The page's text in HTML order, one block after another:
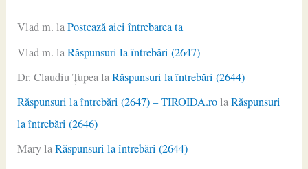
Vlad m. laPostează aici întrebarea ta
Vlad m. laRăspunsuri la întrebări (2647)
Dr. Claudiu ŢupealaRăspunsuri la întrebări (2644)
Răspunsuri la întrebări (2647) – TIROIDA.rolaRăspunsuri
la întrebări (2646)
MarylaRăspunsuri la întrebări (2644)